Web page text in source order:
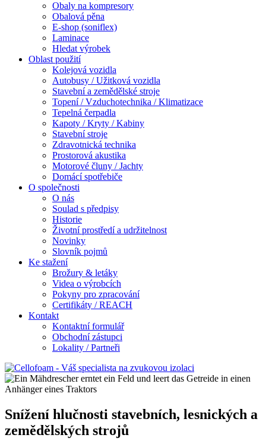
Obaly na kompresory
Obalová pěna
E-shop (soniflex)
Laminace
Hledat výrobek
Oblast použití
Kolejová vozidla
Autobusy / Užitková vozidla
Stavební a zemědělské stroje
Topení / Vzduchotechnika / Klimatizace
Tepelná čerpadla
Kapoty / Kryty / Kabiny
Stavební stroje
Zdravotnická technika
Prostorová akustika
Motorové čluny / Jachty
Domácí spotřebiče
O společnosti
O nás
Soulad s předpisy
Historie
Životní prostředí a udržitelnost
Novinky
Slovník pojmů
Ke stažení
Brožury & letáky
Videa o výrobcích
Pokyny pro zpracování
Certifikáty / REACH
Kontakt
Kontaktní formulář
Obchodní zástupci
Lokality / Partneři
Snížení hlučnosti stavebních, lesnických a
zemědělských strojů